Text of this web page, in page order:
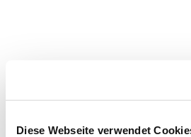
Diese Webseite verwendet